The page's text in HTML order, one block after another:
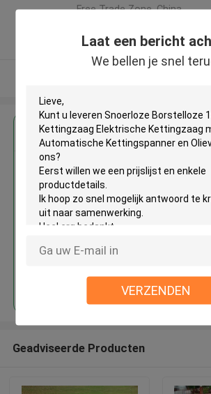
Laat een bericht
We bellen je snel
VERZENDEN
Free Trade Zone ,China
Geverifieerde
Krijg de beste prijs
Snoerloze
Kettingzaag met
Kettingspanner en
Doorgaan
Geadviseerde Producten